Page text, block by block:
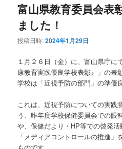
富山県教育委員会
ました！
投稿日時:2024年1月29日
１月２６日（金）に、富山県庁に
康教育実践優良学校表彰』」の表
学校は「近視予防の部門」の準優
これは、近視予防についての実践
う、昨年度学校保健委員会での眼
や、保健だより・HP等での啓発
「メディアコントロールの推進